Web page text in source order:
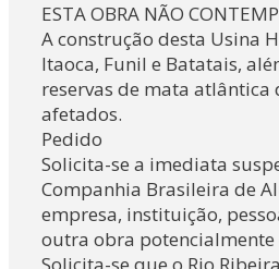
ESTA OBRA NÃO
A construção desta Usina
Itaoca, Funil e Batatais,
reservas de mata atlântica
afetados.
Pedido
Solicita-se a imediata
Companhia Brasileira de
empresa, instituição,
outra obra